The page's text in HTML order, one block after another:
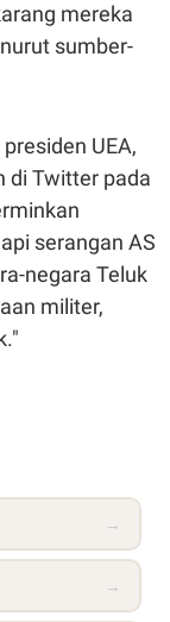
mereka
sumber-
UEA,
di Twitter pada
serangan AS
negara Teluk
militer,
→
→